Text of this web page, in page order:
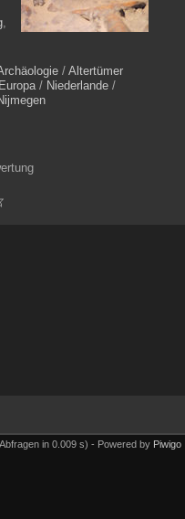
,
/ Altertümer
Europa/ Niederlande/
in 0.009 s) - Powered by Piwigo